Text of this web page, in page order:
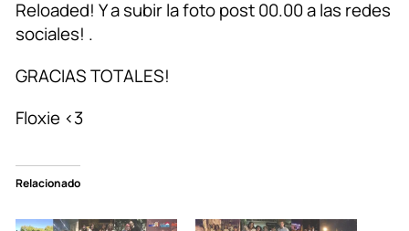
Reloaded! Y a subir la foto post 00.00 a las redes
sociales! .
GRACIAS TOTALES!
Floxie <3
Relacionado